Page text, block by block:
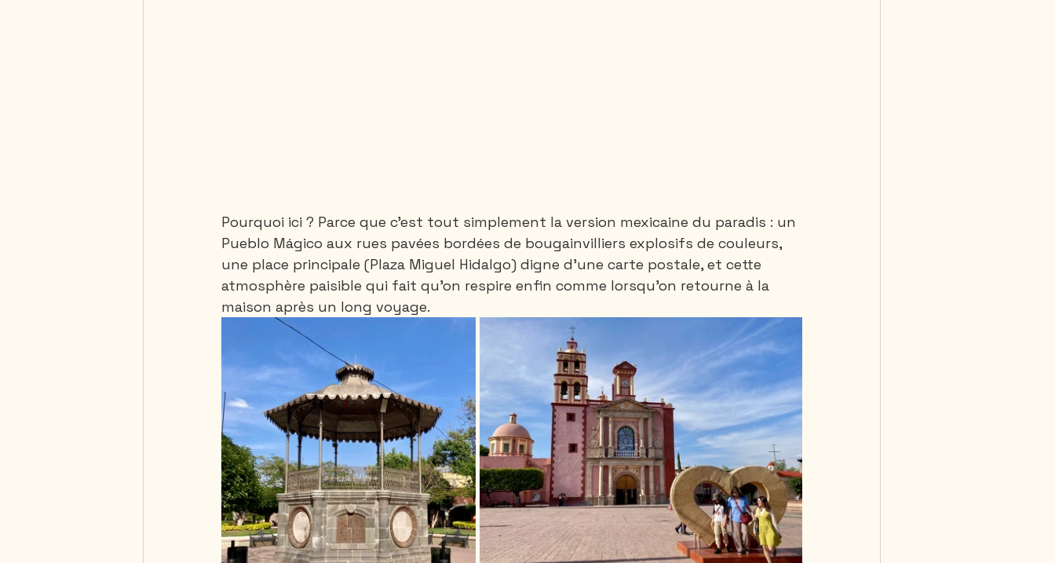
Pourquoi ici ? Parce que c’est tout simplement la version mexicaine du paradis : un
Pueblo Mágico aux rues pavées bordées de bougainvilliers explosifs de couleurs,
une place principale (Plaza Miguel Hidalgo) digne d’une carte postale, et cette
atmosphère paisible qui fait qu’on respire enfin comme lorsqu’on retourne à la
maison après un long voyage.